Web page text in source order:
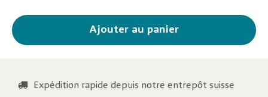
Ajouter au panier
Expédition rapide depuis notre entrepôt suisse